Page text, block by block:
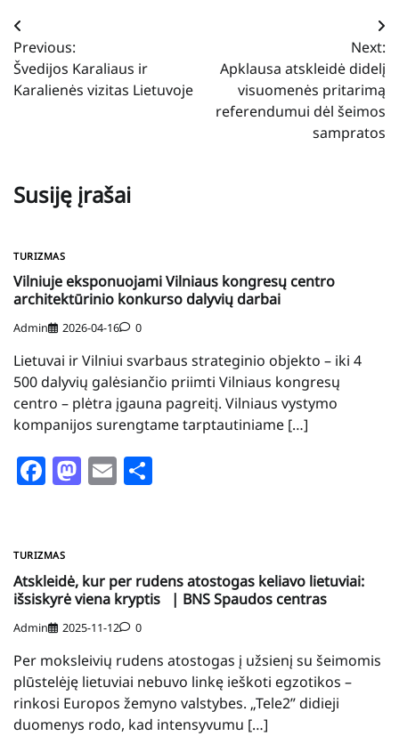
Navigacija
tarp
įrašų
Previous:
Švedijos Karaliaus ir
Karalienės vizitas Lietuvoje
Next:
Apklausa atskleidė didelį
visuomenės pritarimą
referendumui dėl šeimos
sampratos
Susiję įrašai
TURIZMAS
Vilniuje eksponuojami Vilniaus kongresų centro
architektūrinio konkurso dalyvių darbai
Admin 2026-04-16 0
Lietuvai ir Vilniui svarbaus strateginio objekto – iki 4
500 dalyvių galėsiančio priimti Vilniaus kongresų
centro – plėtra įgauna pagreitį. Vilniaus vystymo
kompanijos surengtame tarptautiniame […]
Facebook
Mastodon
Email
TURIZMAS
Atskleidė, kur per rudens atostogas keliavo lietuviai:
išsiskyrė viena kryptis | BNS Spaudos centras
Admin 2025-11-12 0
Per moksleivių rudens atostogas į užsienį su šeimomis
plūstelėję lietuviai nebuvo linkę ieškoti egzotikos –
rinkosi Europos žemyno valstybes. „Tele2” didieji
duomenys rodo, kad intensyvumu […]